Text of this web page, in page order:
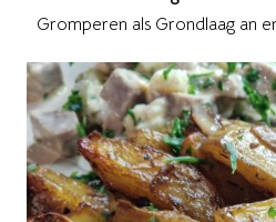
Gromperen als Grondlaag an